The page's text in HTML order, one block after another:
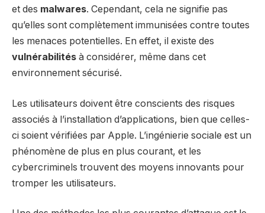
et des malwares. Cependant, cela ne signifie pas
qu’elles sont complètement immunisées contre toutes
les menaces potentielles. En effet, il existe des
vulnérabilités à considérer, même dans cet
environnement sécurisé.
Les utilisateurs doivent être conscients des risques
associés à l’installation d’applications, bien que celles-
ci soient vérifiées par Apple. L’ingénierie sociale est un
phénomène de plus en plus courant, et les
cybercriminels trouvent des moyens innovants pour
tromper les utilisateurs.